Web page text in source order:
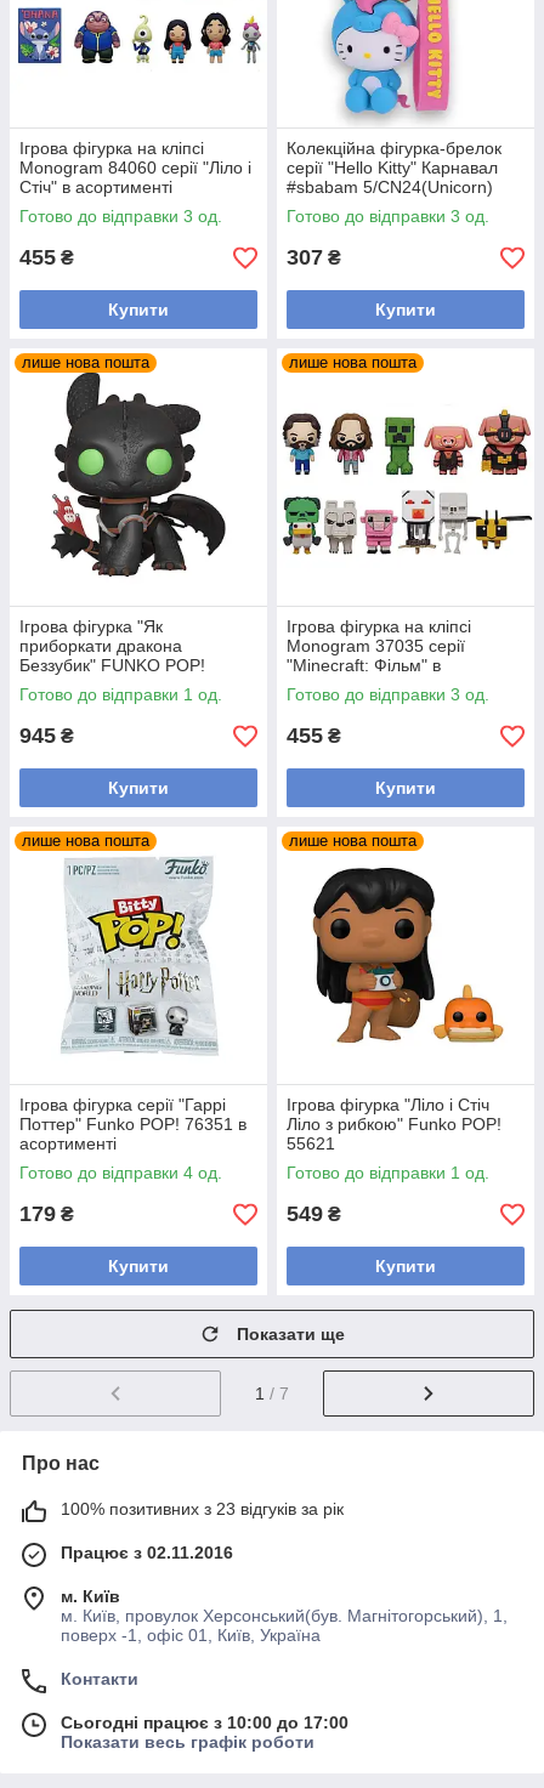
Ігрова фігурка на кліпсі
Monogram 84060 серії "Ліло і
Стіч" в асортименті
Готово до відправки 3 од.
455 ₴
Купити
Колекційна фігурка-брелок
серії "Hello Kitty" Карнавал
#sbabam 5/CN24(Unicorn)
Готово до відправки 3 од.
307 ₴
Купити
лише нова пошта
Ігрова фігурка "Як
приборкати дракона
Беззубик" FUNKO POP!
36355
Готово до відправки 1 од.
945 ₴
Купити
лише нова пошта
Ігрова фігурка на кліпсі
Monogram 37035 серії
"Minecraft: Фільм" в
асортименті
Готово до відправки 3 од.
455 ₴
Купити
лише нова пошта
Ігрова фігурка серії "Гаррі
Поттер" Funko POP! 76351 в
асортименті
Готово до відправки 4 од.
179 ₴
Купити
лише нова пошта
Ігрова фігурка "Ліло і Стіч
Ліло з рибкою" Funko POP!
55621
Готово до відправки 1 од.
549 ₴
Купити
Показати ще
1 / 7
Про нас
100% позитивних з 23 відгуків за рік
Працює з 02.11.2016
м. Київ
м. Київ, провулок Херсонський(був. Магнітогорський), 1,
поверх -1, офіс 01, Київ, Україна
Контакти
Сьогодні працює з 10:00 до 17:00
Показати весь графік роботи